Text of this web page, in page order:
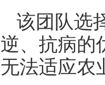
该团队选
逆、抗病的
无法适应农